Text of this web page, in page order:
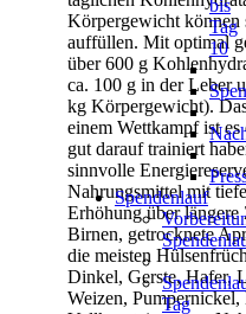
Körpergewicht können
auffüllen. Mit optimal
über 600 g
ca. 100 g in der Leber
kg Körpergewicht).
einem Wettkampf ist
gut darauf trainiert
sinnvolle
Nahrungsmittel mit
Erhöhungüber längere
Birnen, getrocknete
die meisten
Dinkel, Gerste, Hafer,
Weizen,
bis
Tag
10
Spendenlauf
Tag